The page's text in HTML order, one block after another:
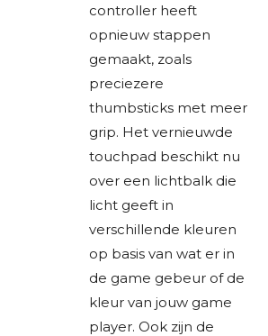
controller heeft
opnieuw stappen
gemaakt, zoals
preciezere
thumbsticks met meer
grip. Het vernieuwde
touchpad beschikt nu
over een lichtbalk die
licht geeft in
verschillende kleuren
op basis van wat er in
de game gebeur of de
kleur van jouw game
player. Ook zijn de